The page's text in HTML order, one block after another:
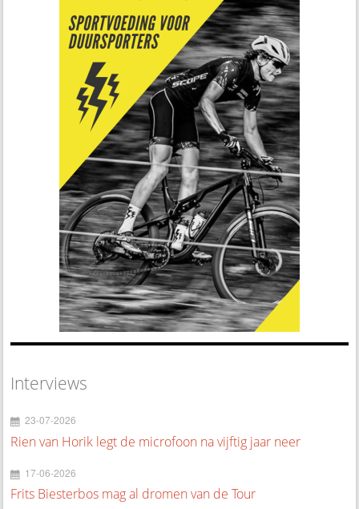
Interviews
23-07-2026
Rien van Horik legt de microfoon na vijftig jaar neer
17-06-2026
Frits Biesterbos mag al dromen van de Tour